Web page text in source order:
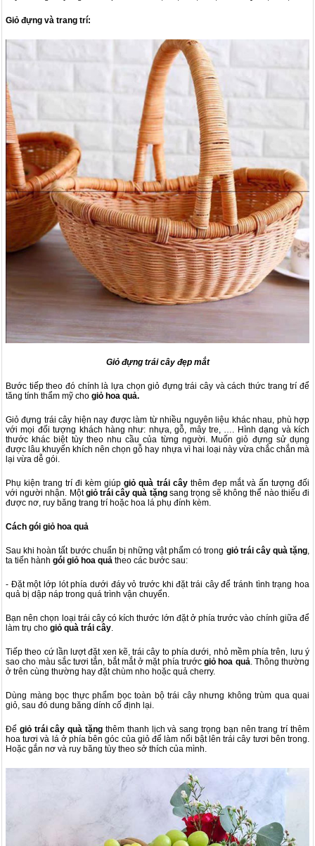
Giỏ đựng ᴠà trang trí:
Giỏ đựng trái cây đẹp mắt
Bước tiếp theo đó chính là lựa chọn giỏ đựng trái cây và cách thức trang trí để
tăng tính thẩm mỹ cho giỏ hoa quả.
Giỏ đựng trái cây hiện nay được làm từ nhiều nguyên liệu khác nhau, phù hợp
với mọi đối tượng khách hàng như: nhựa, gỗ, mây tre, …. Hình dạng và kích
thước khác biệt tùy theo nhu cầu của từng người. Muốn giỏ đựng sử dụng
được lâu khuyến khích nên chọn gỗ hay nhựa vì hai loại này vừa chắc chắn mà
lại vừa dễ gói.
Phụ kiện trang trí đi kèm giúpgiỏ quà trái cây thêm đẹp mắt và ấn tượng đối
với người nhận. Mộtgiỏ trái cây quà tặngsang trọng sẽ không thể nào thiếu đi
được nơ, ruy băng trang trí hoặc hoa lá phụ đính kèm.
Cách gói giỏ hoa quả
Sau khi hoàn tất bước chuẩn bị những vật phẩm có trong giỏ trái cây quà tặng,
ta tiến hành gói giỏ hoa quả theo các bước sau:
- Đặt một lớp lót phía dưới đáy vỏ trước khi đặt trái cây để tránh tình trạng hoa
quả bị dập náp trong quá trình vận chuyển.
Bạn nên chọn loại trái cây có kích thước lớn đặt ở phía trước vào chính giữa để
làm trụ cho giỏ quà trái cây.
Tiếp theo cứ lần lượt đặt xen kẽ, trái cây to phía dưới, nhỏ mềm phía trên, lưu ý
sao cho màu sắc tươi tắn, bắt mắt ở mặt phía trước giỏ hoa quả. Thông thường
ở trên cùng thường hay đặt chùm nho hoặc quả cherry.
Dùng màng bọc thực phẩm bọc toàn bộ trái cây nhưng không trùm qua quai
giỏ, sau đó dung băng dính cố định lại.
Để giỏ trái cây quà tặng thêm thanh lịch và sang trọng bạn nên trang trí thêm
hoa tươi và lá ở phía bên góc của giỏ để làm nổi bật lên trái cây tươi bên trong.
Hoặc gắn nơ và ruy băng tùy theo sở thích của mình.